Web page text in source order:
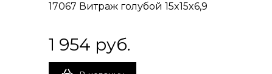
17067 Витраж голубой 15x15x6,9
1 954 руб.